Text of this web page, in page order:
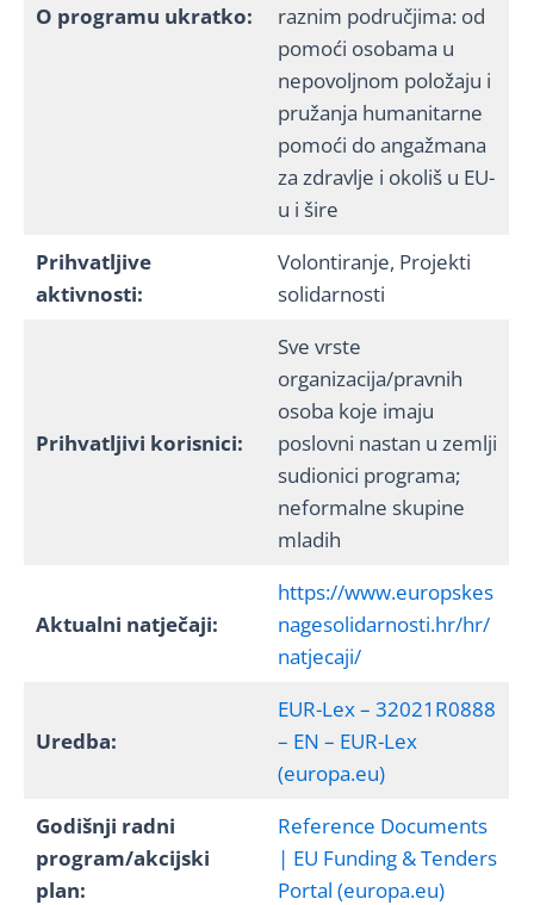
O programu ukratko:
raznim područjima: od
pomoći osobama u
nepovoljnom položaju i
pružanja humanitarne
pomoći do angažmana
za zdravlje i okoliš u EU-
u i šire
Prihvatljive
aktivnosti:
Volontiranje, Projekti
solidarnosti
Prihvatljivi korisnici:
Sve vrste
organizacija/pravnih
osoba koje imaju
poslovni nastan u zemlji
sudionici programa;
neformalne skupine
mladih
Aktualni natječaji:
https://www.europskes
nagesolidarnosti.hr/hr/
natjecaji/
Uredba:
EUR-Lex – 32021R0888
– EN – EUR-Lex
(europa.eu)
Godišnji radni
program/akcijski
plan:
Reference Documents
| EU Funding & Tenders
Portal (europa.eu)